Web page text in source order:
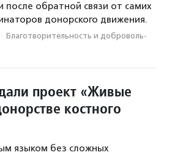
после обратной связи от самих
донорского движения.
· Благотвори­тель­ность и доброволь­
проект «Живые
костного
языком без сложных